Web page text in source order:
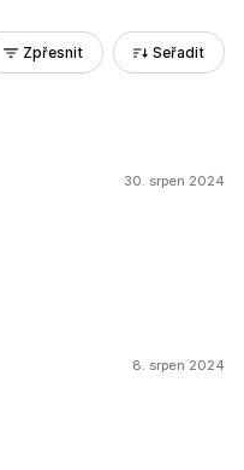
Zpřesnit Seřadit
30. srpen 2024
8. srpen 2024